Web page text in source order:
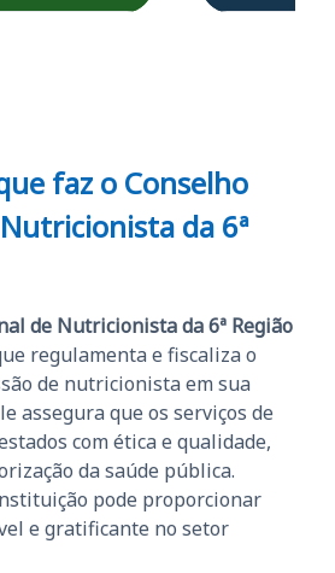
faz o Conselho
da 6ª
de Nutricionista da 6ª Região
regulamenta e fiscaliza o
de nutricionista em sua
assegura que os serviços de
com ética e qualidade,
da saúde pública.
pode proporcionar
e gratificante no setor